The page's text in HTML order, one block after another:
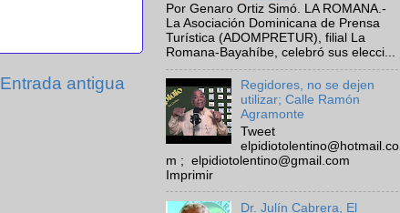
Entrada antigua
Por Genaro Ortiz Simó. LA ROMANA.-
La Asociación Dominicana de Prensa
Turística (ADOMPRETUR), filial La
Romana-Bayahíbe, celebró sus elecci...
Regidores, no se dejen
utilizar; Calle Ramón
Agramonte
Tweet
elpidiotolentino@hotmail.co
m ; elpidiotolentino@gmail.com
Imprimir
Dr. Julín Cabrera, El